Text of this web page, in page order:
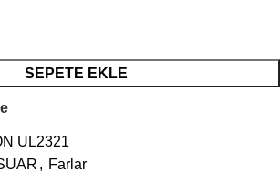
SEPETE EKLE
UL2321
, Farlar